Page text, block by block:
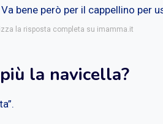
bene però per il cappellino per
la risposta completa su imamma.it
la navicella?